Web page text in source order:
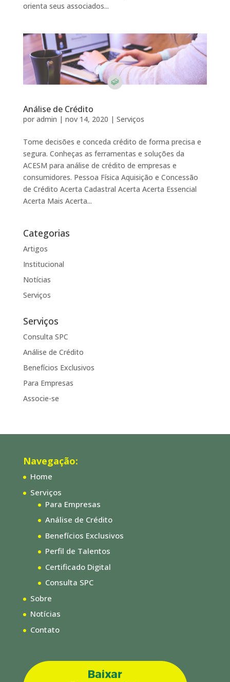
orienta seus associados...
Análise de Crédito
por admin | nov 14, 2020 | Serviços
Tome decisões e conceda crédito de forma precisa e
segura. Conheças as ferramentas e soluções da
ACESM para análise de crédito de empresas e
consumidores. Pessoa Física Aquisição e Concessão
de Crédito Acerta Cadastral Acerta Acerta Essencial
Acerta Mais Acerta...
Categorias
Artigos
Institucional
Notícias
Serviços
Serviços
Consulta SPC
Análise de Crédito
Benefícios Exclusivos
Para Empresas
Associe-se
Navegação:
Home
Serviços
Para Empresas
Análise de Crédito
Benefícios Exclusivos
Perfil de Talentos
Certificado Digital
Consulta SPC
Sobre
Notícias
Contato